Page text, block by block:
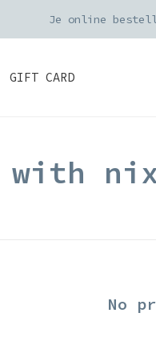
GIFT CARD
Je online
with
No